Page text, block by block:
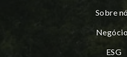
Sobre
ESG